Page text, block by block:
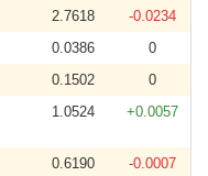
2.7618
-0.0234
0.0386
0
0.1502
0
1.0524 +0.0057
0.6190
-0.0007